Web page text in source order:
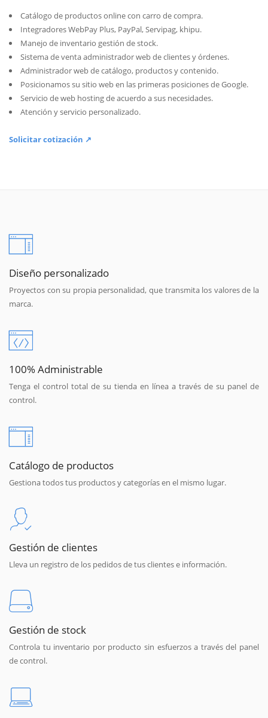
Catálogo de productos online con carro de compra.
Integradores WebPay Plus, PayPal, Servipag, khipu.
Manejo de inventario gestión de stock.
Sistema de venta administrador web de clientes y órdenes.
Administrador web de catálogo, productos y contenido.
Posicionamos su sitio web en las primeras posiciones de Google.
Servicio de web hosting de acuerdo a sus necesidades.
Atención y servicio personalizado.
Solicitar cotización ↗
Diseño personalizado
Proyectos con su propia personalidad, que transmita los valores de la
marca.
100% Administrable
Tenga el control total de su tienda en línea a través de su panel de
control.
Catálogo de productos
Gestiona todos tus productos y categorías en el mismo lugar.
Gestión de clientes
Lleva un registro de los pedidos de tus clientes e información.
Gestión de stock
Controla tu inventario por producto sin esfuerzos a través del panel
de control.